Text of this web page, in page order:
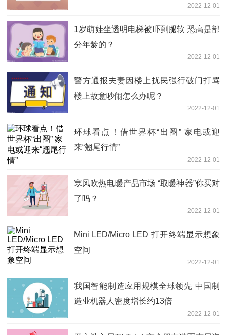
2022-12-01
1岁萌娃坐透明电梯被吓到腿软 恐高是部
分年龄的？
2022-12-01
警方通报夫妻因楼上扰民强行破门打骂
楼上故意吵闹怎么办呢？
2022-12-01
环球看点！借世界杯“出圈” 家电或迎
来“翘尾行情”
2022-12-01
寒风吹热电暖产品市场 “取暖神器”你买对
了吗？
2022-12-01
Mini LED/Micro LED 打开终端显示想象
空间
2022-12-01
我国智能制造应用规模全球领先 中国制
造业机器人密度增长约13倍
2022-12-01